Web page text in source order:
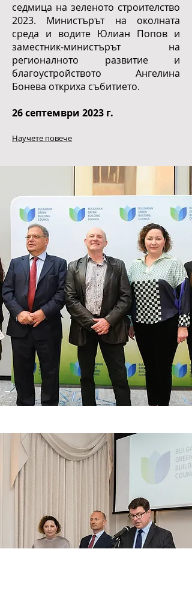
седмица на зеленото строителство
2023. Министърът на околната
среда и водите Юлиан Попов и
заместник-министърът на
регионалното развитие и
благоустройството Ангелина
Бонева откриха събитието.
26 септември 2023 г.
Научете повече